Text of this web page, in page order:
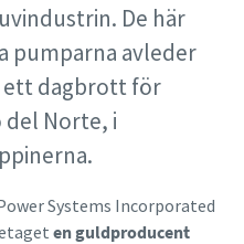
De här
pumparna avleder
ett dagbrott för
del Norte, i
Systems Incorporated
en guldproducent